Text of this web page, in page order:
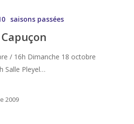
saisons passées
/ 16h Dimanche 18 octobre
Salle Pleyel…
2009